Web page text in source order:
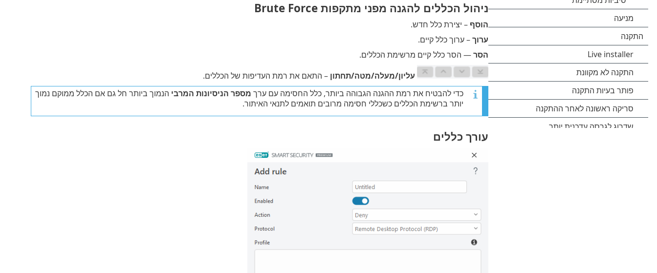
ניהול הכללים להגנה מפני מתקפות Brute Force
הוסף – יצירת כלל חדש.
ערוך– ערוך כלל קיים.
הסר— הסר כלל קיים מרשימת הכללים.
עליון/מעלה/מטה/תחתון – התאם את רמת העדיפות של הכללים.
כדי להבטיח את רמת ההגנה הגבוהה ביותר, כלל החסימה עם ערך מספר הניסיונות המרבי הנמוך ביותר חל גם אם הכלל ממוקם נמוך
יותר ברשימת הכללים כשכללי חסימה מרובים תואמים לתנאי האיתור.
עורך כללים